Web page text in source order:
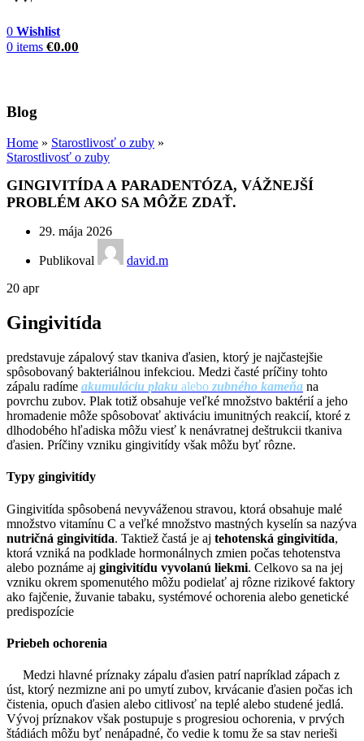
0 Wishlist
0 items €0.00
Blog
Home » Starostlivosť o zuby »
Starostlivosť o zuby
GINGIVITÍDA A PARADENTÓZA, VÁŽNEJŠÍ
PROBLÉM AKO SA MÔŽE ZDAŤ.
29. mája 2026
Publikoval
david.m
20 apr
Gingivitída
predstavuje zápalový stav tkaniva ďasien, ktorý je najčastejšie
spôsobovaný bakteriálnou infekciou. Medzi časté príčiny tohto
zápalu radíme akumuláciu plaku alebo zubného kameňa na
povrchu zubov. Plak totiž obsahuje veľké množstvo baktérií a jeho
hromadenie môže spôsobovať aktiváciu imunitných reakcií, ktoré z
dlhodobého hľadiska môžu viesť k nenávratnej deštrukcii tkaniva
ďasien. Príčiny vzniku gingivitídy však môžu byť rôzne.
Typy gingivitídy
Gingivitída spôsobená nevyváženou stravou, ktorá obsahuje malé
množstvo vitamínu C a veľké množstvo mastných kyselín sa nazýva
nutričná gingivitída. Taktiež častá je aj tehotenská gingivitída,
ktorá vzniká na podklade hormonálnych zmien počas tehotenstva
alebo poznáme aj gingivitídu vyvolanú liekmi. Celkovo sa na jej
vzniku okrem spomenutého môžu podielať aj rôzne rizikové faktory
ako fajčenie, žuvanie tabaku, systémové ochorenia alebo genetické
predispozície
Priebeh ochorenia
Medzi hlavné príznaky zápalu ďasien patrí napríklad zápach z
úst, ktorý nezmizne ani po umytí zubov, krvácanie ďasien počas ich
čistenia, opuch ďasien alebo citlivosť na teplé alebo studené jedlá.
Vývoj príznakov však postupuje s progresiou ochorenia, v prvých
štádiách môžu byť nenápadné, čo vedie k tomu že sa stav nerieši